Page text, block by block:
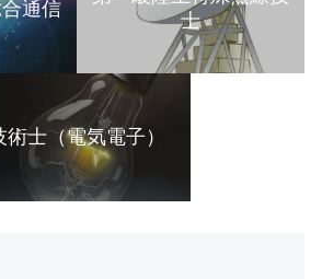
通信
士
術士（電気電子）